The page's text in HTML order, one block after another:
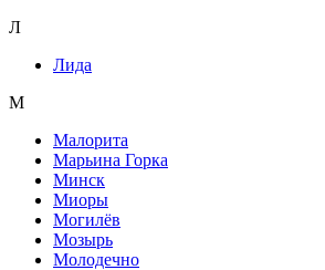
Л
Лида
М
Малорита
Марьина Горка
Минск
Миоры
Могилёв
Мозырь
Молодечно